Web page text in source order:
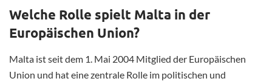
Welche Rolle spielt Malta in der
Europäischen Union?
Malta ist seit dem 1. Mai 2004 Mitglied der Europäischen
Union und hat eine zentrale Rolle im politischen und